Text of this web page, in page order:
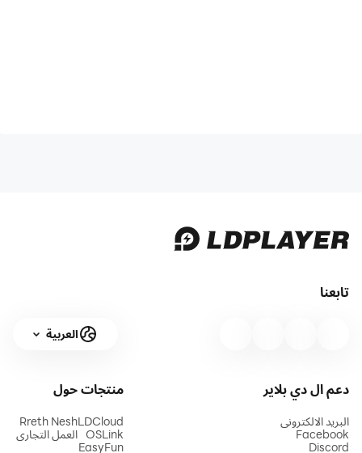
تابعنا
العربية
دعم ال دي بلاير
البريد الالكتروني
Facebook
Discord
منتجات
LDCloud
OSLink
EasyFun
حول
Rreth Nesh
العمل التجاري